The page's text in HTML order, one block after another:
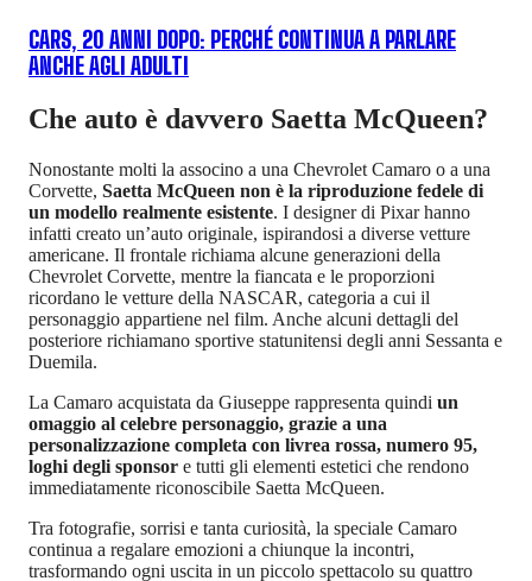
CARS, 20 ANNI DOPO: PERCHÉ CONTINUA A PARLARE
ANCHE AGLI ADULTI
Che auto è davvero Saetta McQueen?
Nonostante molti la associno a una Chevrolet Camaro o a una
Corvette, Saetta McQueen non è la riproduzione fedele di
un modello realmente esistente. I designer di Pixar hanno
infatti creato un’auto originale, ispirandosi a diverse vetture
americane. Il frontale richiama alcune generazioni della
Chevrolet Corvette, mentre la fiancata e le proporzioni
ricordano le vetture della NASCAR, categoria a cui il
personaggio appartiene nel film. Anche alcuni dettagli del
posteriore richiamano sportive statunitensi degli anni Sessanta e
Duemila.
La Camaro acquistata da Giuseppe rappresenta quindi un
omaggio al celebre personaggio, grazie a una
personalizzazione completa con livrea rossa, numero 95,
loghi degli sponsor e tutti gli elementi estetici che rendono
immediatamente riconoscibile Saetta McQueen.
Tra fotografie, sorrisi e tanta curiosità, la speciale Camaro
continua a regalare emozioni a chiunque la incontri,
trasformando ogni uscita in un piccolo spettacolo su quattro